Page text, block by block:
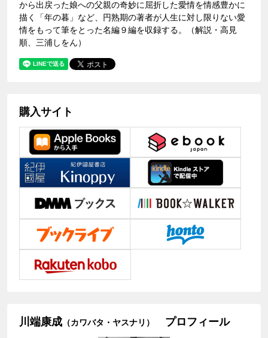
から出戻った娘への父親の奇妙に屈折した愛情を情感豊かに
描く「年の暮」など、円熟期の著者が人生に対し限りない愛
情をもって筆をとった名編９編を収録する。（解説・高見
順、三浦しをん）
購入サイト
川端康成 （カワバタ・ヤスナリ） プロフィール